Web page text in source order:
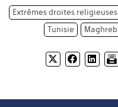
Extrêmes droites religieuses
Maghreb
Tunisie